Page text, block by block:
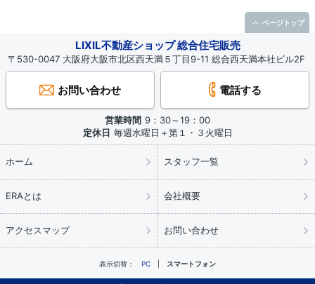
LIXIL不動産ショップ 総合住宅販売
〒530-0047 大阪府大阪市北区西天満５丁目9-11 総合西天満本社ビル2F
お問い合わせ 電話する
営業時間 9：30～19：00
定休日 毎週水曜日＋第１・３火曜日
ホーム スタッフ一覧
ERAとは 会社概要
アクセスマップ お問い合わせ
表示切替： PC スマートフォン
ページトップ